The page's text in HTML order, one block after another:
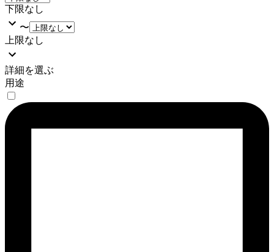
下限なし
〜
上限なし
詳細を選ぶ
用途